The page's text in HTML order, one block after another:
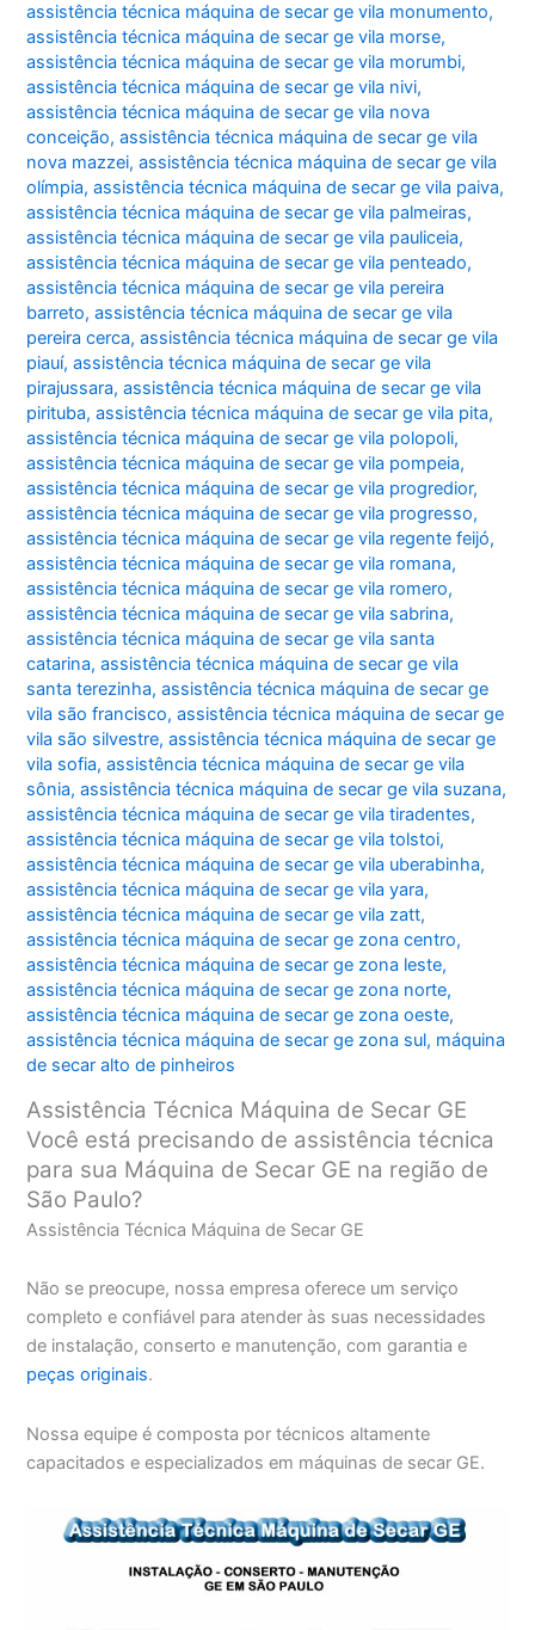
assistência técnica máquina de secar ge vila monumento,
assistência técnica máquina de secar ge vila morse,
assistência técnica máquina de secar ge vila morumbi,
assistência técnica máquina de secar ge vila nivi,
assistência técnica máquina de secar ge vila nova
conceição,assistência técnica máquina de secar ge vila
nova mazzei,assistência técnica máquina de secar ge vila
olímpia,assistência técnica máquina de secar ge vila paiva,
assistência técnica máquina de secar ge vila palmeiras,
assistência técnica máquina de secar ge vila pauliceia,
assistência técnica máquina de secar ge vila penteado,
assistência técnica máquina de secar ge vila pereira
barreto,assistência técnica máquina de secar ge vila
pereira cerca,assistência técnica máquina de secar ge vila
piauí,assistência técnica máquina de secar ge vila
pirajussara,assistência técnica máquina de secar ge vila
pirituba,assistência técnica máquina de secar ge vila pita,
assistência técnica máquina de secar ge vila polopoli,
assistência técnica máquina de secar ge vila pompeia,
assistência técnica máquina de secar ge vila progredior,
assistência técnica máquina de secar ge vila progresso,
assistência técnica máquina de secar ge vila regente feijó,
assistência técnica máquina de secar ge vila romana,
assistência técnica máquina de secar ge vila romero,
assistência técnica máquina de secar ge vila sabrina,
assistência técnica máquina de secar ge vila santa
catarina,assistência técnica máquina de secar ge vila
santa terezinha,assistência técnica máquina de secar ge
vila são francisco,assistência técnica máquina de secar ge
vila são silvestre,assistência técnica máquina de secar ge
vila sofia,assistência técnica máquina de secar ge vila
sônia,assistência técnica máquina de secar ge vila suzana,
assistência técnica máquina de secar ge vila tiradentes,
assistência técnica máquina de secar ge vila tolstoi,
assistência técnica máquina de secar ge vila uberabinha,
assistência técnica máquina de secar ge vila yara,
assistência técnica máquina de secar ge vila zatt,
assistência técnica máquina de secar ge zona centro,
assistência técnica máquina de secar ge zona leste,
assistência técnica máquina de secar ge zona norte,
assistência técnica máquina de secar ge zona oeste,
assistência técnica máquina de secar ge zona sul, máquina
de secar alto de pinheiros
Assistência Técnica Máquina de Secar GE
Você está precisando de assistência técnica
para sua Máquina de Secar GE na região de
São Paulo?
Assistência Técnica Máquina de Secar GE
Não se preocupe, nossa empresa oferece um serviço
completo e confiável para atender às suas necessidades
de instalação, conserto e manutenção, com garantia e
peças originais.
Nossa equipe é composta por técnicos altamente
capacitados e especializados em máquinas de secar GE.